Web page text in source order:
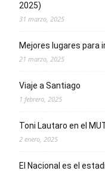
2025)
31 marzo, 2025
Mejores lugares para
21 marzo, 2025
Viaje a Santiago
1 febrero, 2025
Toni Lautaro en el
2 enero, 2025
El Nacional es el